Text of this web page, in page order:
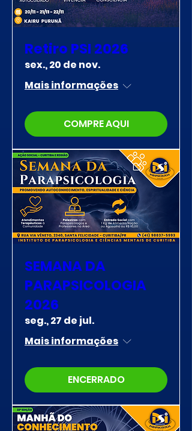
Retiro PSI 2026
sex., 20 de nov.
Mais informações
COMPRE AQUI
SEMANA DA
PARAPSICOLOGIA
2026
seg., 27 de jul.
Mais informações
ENCERRADO